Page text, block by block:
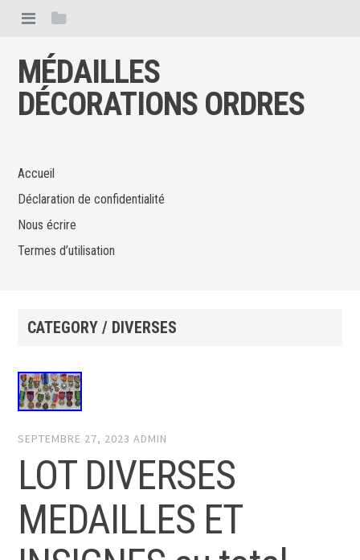
MÉDAILLES
DÉCORATIONS ORDRES
Accueil
Déclaration de confidentialité
Nous écrire
Termes d’utilisation
CATEGORY / DIVERSES
SEPTEMBRE 27, 2023 ADMIN
LOT DIVERSES
MEDAILLES ET